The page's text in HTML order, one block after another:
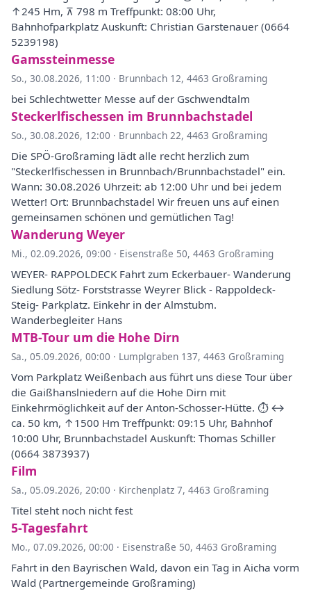
↑245 Hm, ⊼ 798 m Treffpunkt: 08:00 Uhr,
Bahnhofparkplatz Auskunft: Christian Garstenauer (0664
5239198)
Gamssteinmesse
So., 30.08.2026, 11:00 · Brunnbach 12, 4463 Großraming
bei Schlechtwetter Messe auf der Gschwendtalm
Steckerlfischessen im Brunnbachstadel
So., 30.08.2026, 12:00 · Brunnbach 22, 4463 Großraming
Die SPÖ-Großraming lädt alle recht herzlich zum
"Steckerlfischessen in Brunnbach/Brunnbachstadel" ein.
Wann: 30.08.2026 Uhrzeit: ab 12:00 Uhr und bei jedem
Wetter! Ort: Brunnbachstadel Wir freuen uns auf einen
gemeinsamen schönen und gemütlichen Tag!
Wanderung Weyer
Mi., 02.09.2026, 09:00 · Eisenstraße 50, 4463 Großraming
WEYER- RAPPOLDECK Fahrt zum Eckerbauer- Wanderung
Siedlung Sötz- Forststrasse Weyrer Blick - Rappoldeck-
Steig- Parkplatz. Einkehr in der Almstubm.
Wanderbegleiter Hans
MTB-Tour um die Hohe Dirn
Sa., 05.09.2026, 00:00 · Lumplgraben 137, 4463 Großraming
Vom Parkplatz Weißenbach aus führt uns diese Tour über
die Gaißhanslniedern auf die Hohe Dirn mit
Einkehrmöglichkeit auf der Anton-Schosser-Hütte. ⏱ ↔︎
ca. 50 km, ↑1500 Hm Treffpunkt: 09:15 Uhr, Bahnhof
10:00 Uhr, Brunnbachstadel Auskunft: Thomas Schiller
(0664 3873937)
Film
Sa., 05.09.2026, 20:00 · Kirchenplatz 7, 4463 Großraming
Titel steht noch nicht fest
5-Tagesfahrt
Mo., 07.09.2026, 00:00 · Eisenstraße 50, 4463 Großraming
Fahrt in den Bayrischen Wald, davon ein Tag in Aicha vorm
Wald (Partnergemeinde Großraming)